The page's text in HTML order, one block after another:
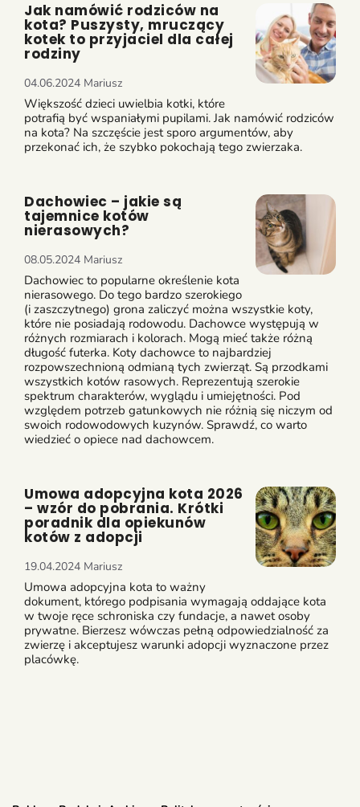
Jak namówić rodziców na
kota? Puszysty, mruczący
kotek to przyjaciel dla całej
rodziny
04.06.2024 Mariusz
Większość dzieci uwielbia kotki, które
potrafią być wspaniałymi pupilami. Jak namówić rodziców
na kota? Na szczęście jest sporo argumentów, aby
przekonać ich, że szybko pokochają tego zwierzaka.
Dachowiec – jakie są
tajemnice kotów
nierasowych?
08.05.2024 Mariusz
Dachowiec to popularne określenie kota
nierasowego. Do tego bardzo szerokiego
(i zaszczytnego) grona zaliczyć można wszystkie koty,
które nie posiadają rodowodu. Dachowce występują w
różnych rozmiarach i kolorach. Mogą mieć także różną
długość futerka. Koty dachowce to najbardziej
rozpowszechnioną odmianą tych zwierząt. Są przodkami
wszystkich kotów rasowych. Reprezentują szerokie
spektrum charakterów, wyglądu i umiejętności. Pod
względem potrzeb gatunkowych nie różnią się niczym od
swoich rodowodowych kuzynów. Sprawdź, co warto
wiedzieć o opiece nad dachowcem.
Umowa adopcyjna kota 2026
– wzór do pobrania. Krótki
poradnik dla opiekunów
kotów z adopcji
19.04.2024 Mariusz
Umowa adopcyjna kota to ważny
dokument, którego podpisania wymagają oddające kota
w twoje ręce schroniska czy fundacje, a nawet osoby
prywatne. Bierzesz wówczas pełną odpowiedzialność za
zwierzę i akceptujesz warunki adopcji wyznaczone przez
placówkę.